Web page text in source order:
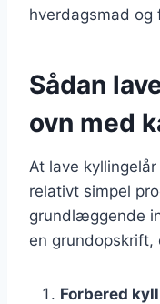
hverdagsmad og
Sådan
ovn med
At lave
relativt simpel
grundlæggende
en grundopskrift,
Forbered